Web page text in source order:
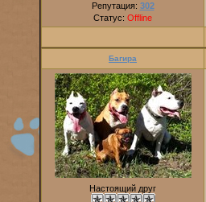
Репутация: 302
Статус: Offline
Багира
Настоящий друг